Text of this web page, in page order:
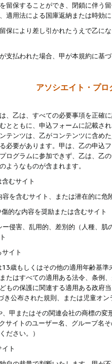
留保することができ、閉鎖に伴う
適用法による国庫返納または時効
保により差し引かれたうえで乙に
支払われた場合、甲が本規約に基
アソシエイト・プ
、乙は、すべての必要事項を正確
とともに、申込フォームに記載さ
テンツは、乙がコンテンツに含め
必要があります。甲は、乙の申込
ログラムに参加できず、乙は、乙
ようなものが含まれます。
むサイト
を含むサイト、または潜在的に
的な内容を奨励または含むサイト
侵害、乱用的、差別的（人種、
イト
歳もしくはその他の適用年齢基
たはすべての適用ある法令、条例
もの保護に関連する適用ある政府
公布された規則、または児童オン
甲またはその関連会社の商標の
サイトのユーザー名、グループ名
ださい。）
ト